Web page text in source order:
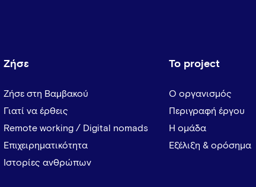
Ζήσε
Ζήσε στη Βαμβακού
Γιατί να έρθεις
Remote working / Digital nomads
Επιχειρηματικότητα
Ιστορίες ανθρώπων
Το project
Ο οργανισμός
Περιγραφή έργου
Η ομάδα
Εξέλιξη & ορόσημα